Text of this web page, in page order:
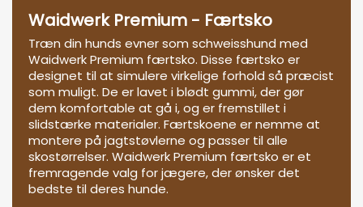
Waidwerk Premium - Færtsko
Træn din hunds evner som schweisshund med
Waidwerk Premium færtsko. Disse færtsko er
designet til at simulere virkelige forhold så præcist
som muligt. De er lavet i blødt gummi, der gør
dem komfortable at gå i, og er fremstillet i
slidstærke materialer. Færtskoene er nemme at
montere på jagtstøvlerne og passer til alle
skostørrelser. Waidwerk Premium færtsko er et
fremragende valg for jægere, der ønsker det
bedste til deres hunde.